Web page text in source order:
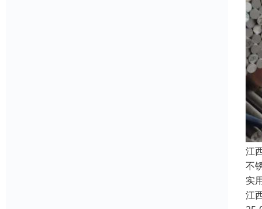
江
不
实
江